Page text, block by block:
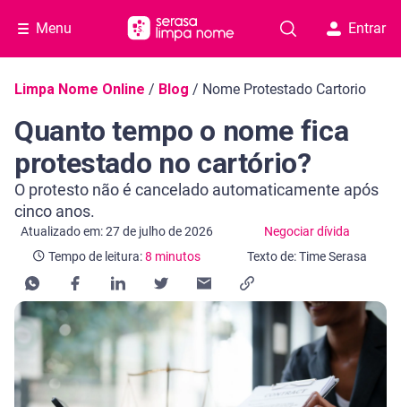
Menu Entrar
Navegação do blog
Limpa Nome Online / Blog / Nome Protestado Cartorio
Quanto tempo o nome fica
protestado no cartório?
O protesto não é cancelado automaticamente após
cinco anos.
Atualizado em: 27 de julho de 2026 Negociar dívida
Categoria Negociar dívida
Tempo de leitura:8 minutos
Tempo de leitura: 8 minutos
Texto de: Time Serasa